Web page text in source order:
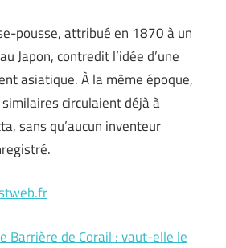
pousse, attribué en 1870 à un
Japon, contredit l’idée d’une
asiatique. À la même époque,
circulaient déjà à
sans qu’aucun inventeur
Barrière de Corail : vaut-elle le